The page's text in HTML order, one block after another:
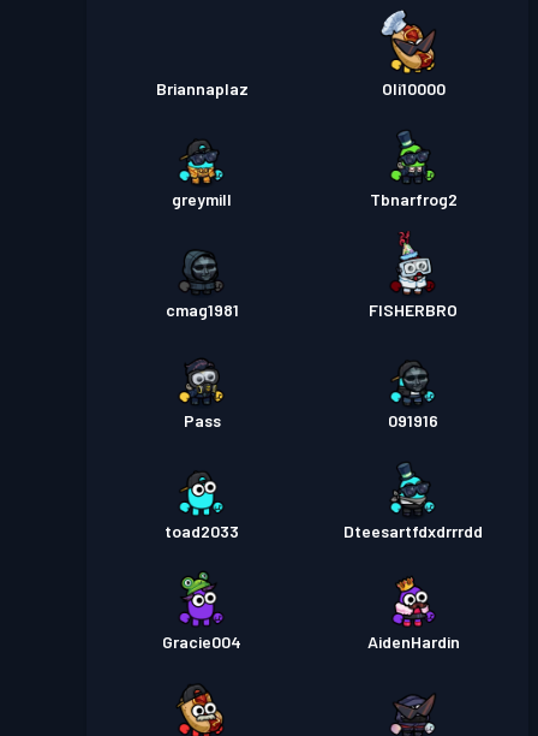
Briannaplaz Oli10000
greymill Tbnarfrog2
cmag1981 FISHERBRO
Pass 091916
toad2033 Dteesartfdxdrrrdd
Gracie004 AidenHardin